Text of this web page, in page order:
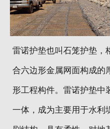
雷诺护垫也叫石笼护垫，
合六边形金属网面构成的
形工程构件。雷诺护垫中
一体，成为主要用于水利